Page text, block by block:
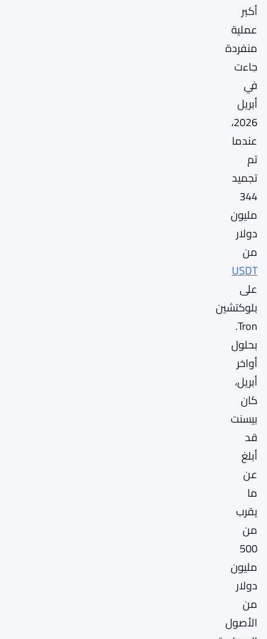
أكبر
عملية
منفردة
جاءت
في
أبريل
2026،
عندما
تم
تجميد
344
مليون
دولار
من
USDT
على
بلوكتشين
Tron.
بحلول
أواخر
أبريل،
كان
بيسنت
قد
أبلغ
عن
ما
يقرب
من
500
مليون
دولار
من
الأصول